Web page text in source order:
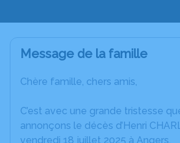
Message de la famille
Chère famille, chers amis,
C’est avec une grande tristesse
annonçons le décès d’Henri
vendredi 18 juillet 2025 à Angers.